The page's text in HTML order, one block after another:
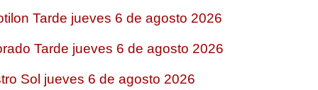
Tarde jueves 6 de agosto 2026
Tarde jueves 6 de agosto 2026
Sol jueves 6 de agosto 2026